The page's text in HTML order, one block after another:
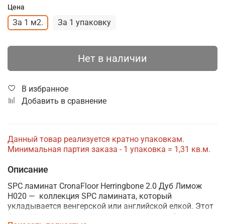
Цена
За 1 м2. За 1 упаковку
Нет в наличии
В избранное
Добавить в сравнение
Данный товар реализуется кратно упаковкам.
Минимальная партия заказа - 1 упаковка = 1,31 кв.м.
Описание
SPC ламинат CronaFloor Herringbone 2.0 Дуб Лимож
H020 — коллекция SPC ламината, который
укладывается венгерской или английской елкой. Этот
формат подчеркнет эстетику интерьера, добавляя